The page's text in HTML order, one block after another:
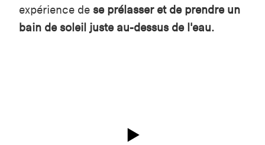
expérience de se prélasser et de prendre un
bain de soleil juste au-dessus de l'eau.